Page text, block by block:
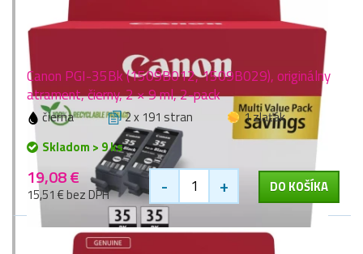
Canon PGI-35Bk (1509B012, 1509B029), originálny
atrament, čierny, 2 × 9 ml, 2-pack
čierna 2 x 191 stran
1 zlaťák
Skladom > 9 ks
19,08 €
15,51 € bez DPH - + DO KOŠÍKA